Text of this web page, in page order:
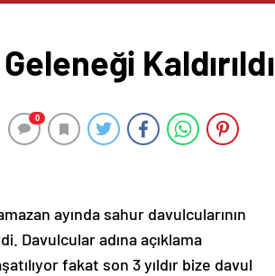
Kaldırıldı
0
ayında sahur davulcularının
Davulcular adına açıklama
fakat son 3 yıldır bize davul